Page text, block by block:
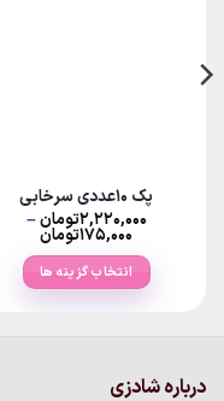
پک ۱۰عددی سرخابی
۲,۲۲۰,۰۰۰تومان–
۱۷۵,۰۰۰تومانPrice
range:
انتخاب گزینه ها
درباره شادزی